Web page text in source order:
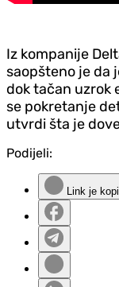
Iz kompanije
saopšteno je da
dok tačan uzrok
se pokretanje
utvrdi šta je
Podijeli:
Link je